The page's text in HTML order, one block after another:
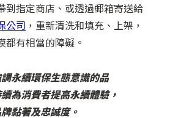
到指定商店、或透過郵箱寄送給
公司 ，重新清洗和填充、上架，
都有相當的障礙。
永續環保生態意識的品
為消費者提高永續體驗，
黏著及忠誠度。